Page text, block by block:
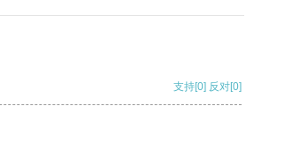
支持[0] 反对[0]